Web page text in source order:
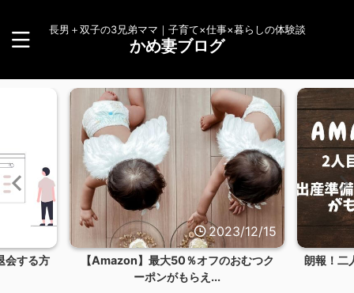
長男＋双子の3兄弟ママ｜子育て×仕事×暮らしの体験談
かめ妻ブログ
12/24
会する方
2023/12/15
【Amazon】最大50％オフのおむつク
ーポンがもらえ...
朗報！二